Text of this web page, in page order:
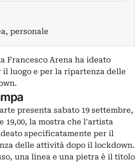
personale
Francesco Arena ha ideato
luogo e per la ripartenza delle
presenta sabato 19 settembre,
19,00, la mostra che l'artista
specificatamente per il
delle attività dopo il lockdown.
una linea e una pietra è il titolo